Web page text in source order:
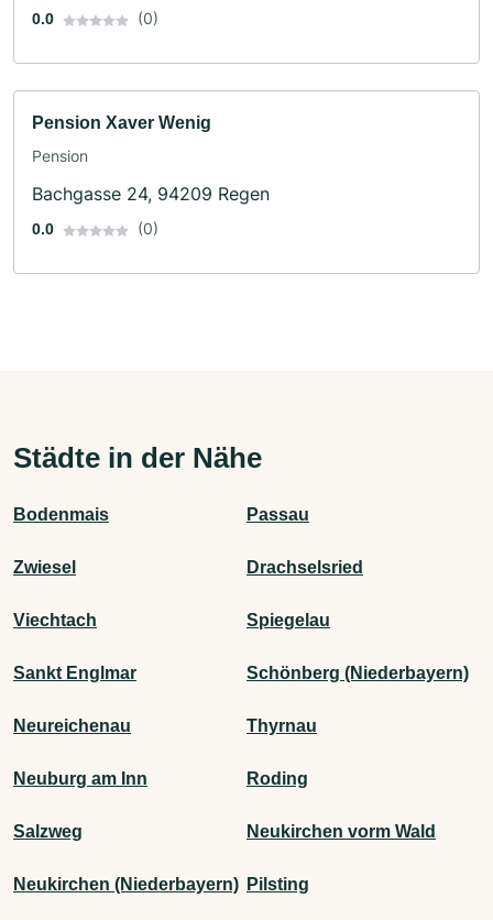
0.0 (0)
Pension Xaver Wenig
Pension
Bachgasse 24, 94209 Regen
0.0 (0)
Städte in der Nähe
Bodenmais Passau
Zwiesel Drachselsried
Viechtach Spiegelau
Sankt Englmar Schönberg (Niederbayern)
Neureichenau Thyrnau
Neuburg am Inn Roding
Salzweg Neukirchen vorm Wald
Neukirchen (Niederbayern) Pilsting